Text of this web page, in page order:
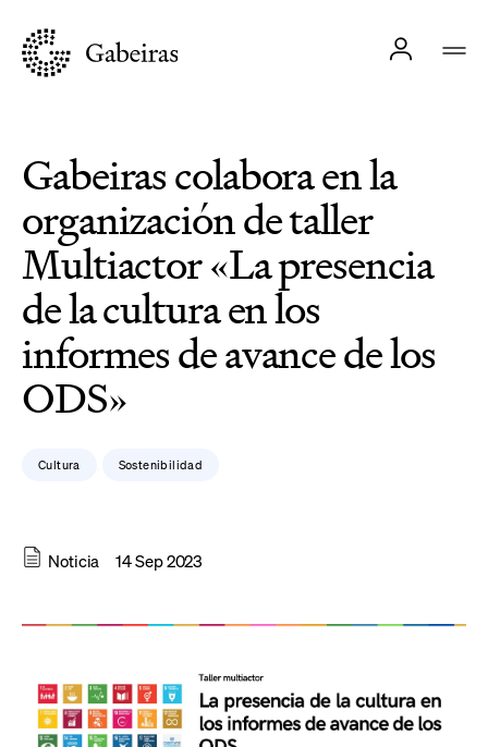
Gabeiras colabora en la
organización de taller
Multiactor «La presencia
de la cultura en los
informes de avance de los
ODS»
Cultura Sostenibilidad
Noticia 14 Sep 2023